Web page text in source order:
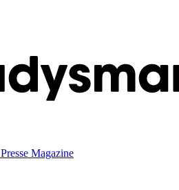
Presse Magazine